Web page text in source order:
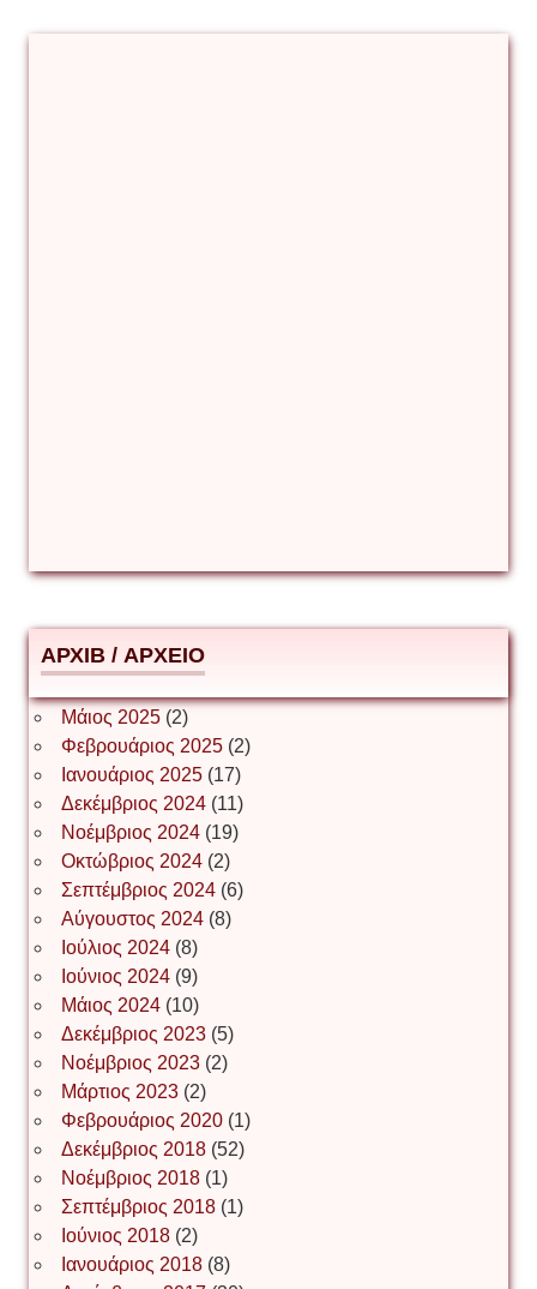
Δημήτριος Ζακοντινός
ΕΥΑΓΓΕΛΟΣ ΜΩΚΟΣ
Ιωάννης Σ. Παπαφλωράτος
ΝΙΚΟΣ ΓΑΤΟΣ
Νίκος Λυγερός
Іван Буртик
Іван Наконечний
Інга Короткевич
АРХІВ / ΑΡΧΕΙΟ
Μάιος 2025(2)
Φεβρουάριος 2025(2)
Ιανουάριος 2025(17)
Δεκέμβριος 2024(11)
Νοέμβριος 2024(19)
Οκτώβριος 2024(2)
Σεπτέμβριος 2024(6)
Αύγουστος 2024(8)
Ιούλιος 2024(8)
Ιούνιος 2024(9)
Μάιος 2024(10)
Δεκέμβριος 2023(5)
Νοέμβριος 2023(2)
Μάρτιος 2023(2)
Φεβρουάριος 2020(1)
Δεκέμβριος 2018(52)
Νοέμβριος 2018(1)
Σεπτέμβριος 2018(1)
Ιούνιος 2018(2)
Ιανουάριος 2018(8)